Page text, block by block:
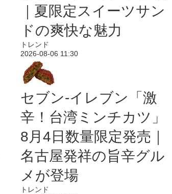
｜夏限定スイーツサン
ドの爽快な魅力
トレンド
2026-08-06 11:30
セブン-イレブン「激
辛！台湾ミンチカツ」
8月4日数量限定発売｜
名古屋発祥の旨辛グル
メが登場
トレンド